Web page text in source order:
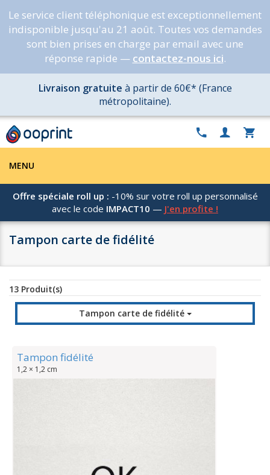
Le service client téléphonique est exceptionnellement
indisponible jusqu'au 21 août. Toutes vos demandes
sont bien prises en charge par email avec une
réponse rapide — contactez-nous ici.
Livraison gratuite à partir de 60€* (France
métropolitaine).
MENU
Offre spéciale roll up : -10% sur votre roll up personnalisé
avec le code IMPACT10 — J'en profite !
Tampon carte de fidélité
13 Produit(s)
Tampon carte de fidélité
Tampon fidélité
1,2 × 1,2 cm